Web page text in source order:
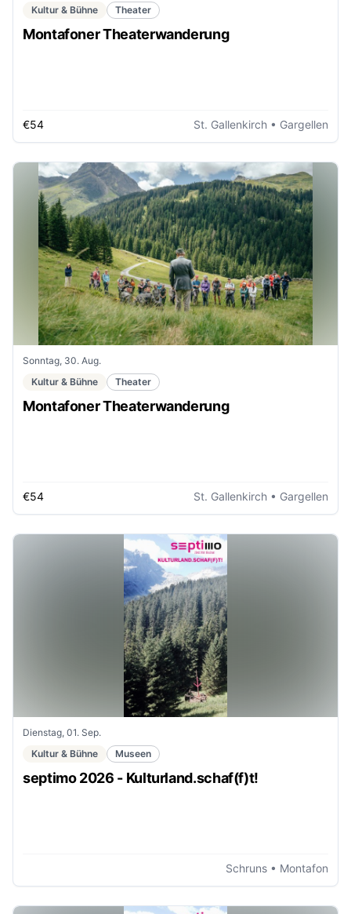
Kultur & Bühne
Theater
Montafoner Theaterwanderung
€54 St. Gallenkirch • Gargellen
Sonntag, 30. Aug.
Kultur & Bühne
Theater
Montafoner Theaterwanderung
€54 St. Gallenkirch • Gargellen
Dienstag, 01. Sep.
Kultur & Bühne
Museen
septimo 2026 - Kulturland.schaf(f)t!
Schruns • Montafon